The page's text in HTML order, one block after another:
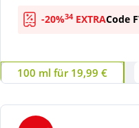
-20%34EXTRACode
100 ml für 19,99 €